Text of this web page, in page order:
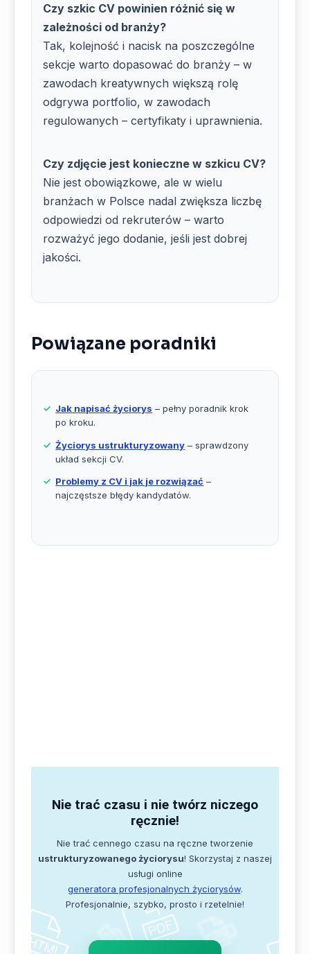
Czy szkic CV powinien różnić się w
zależności od branży?
Tak, kolejność i nacisk na poszczególne
sekcje warto dopasować do branży – w
zawodach kreatywnych większą rolę
odgrywa portfolio, w zawodach
regulowanych – certyfikaty i uprawnienia.
Czy zdjęcie jest konieczne w szkicu CV?
Nie jest obowiązkowe, ale w wielu
branżach w Polsce nadal zwiększa liczbę
odpowiedzi od rekruterów – warto
rozważyć jego dodanie, jeśli jest dobrej
jakości.
Powiązane poradniki
Jak napisać życiorys – pełny poradnik krok
po kroku.
Życiorys ustrukturyzowany – sprawdzony
układ sekcji CV.
Problemy z CV i jak je rozwiązać –
najczęstsze błędy kandydatów.
Nie trać czasu i nie twórz niczego
ręcznie!
Nie trać cennego czasu na ręczne tworzenie
ustrukturyzowanego życiorysu! Skorzystaj z naszej
usługi online
generatora profesjonalnych życiorysów.
Profesjonalnie, szybko, prosto i rzetelnie!